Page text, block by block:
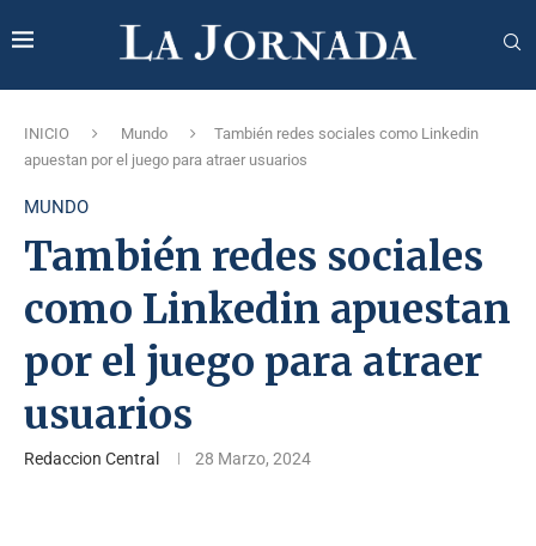
INICIO Mundo
También redes sociales como Linkedin
apuestan por el juego para atraer usuarios
MUNDO
También redes sociales
como Linkedin apuestan
por el juego para atraer
usuarios
Redaccion Central 28 Marzo, 2024